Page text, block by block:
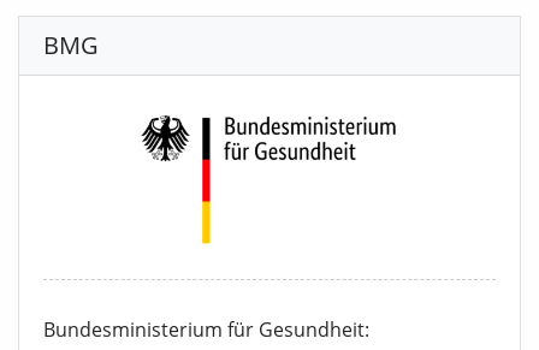
BMG
Bundesministerium für Gesundheit: